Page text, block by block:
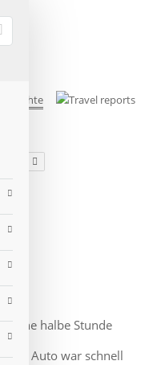
eine halbe Stunde
Das Auto war schnell